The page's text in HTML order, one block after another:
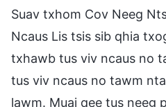
Suav txhom Cov Neeg
Ncaus Lis tsis sib qhia
txhawb tus viv ncaus no
tus viv ncaus no tawm
lawm. Muaj qee tus neeg